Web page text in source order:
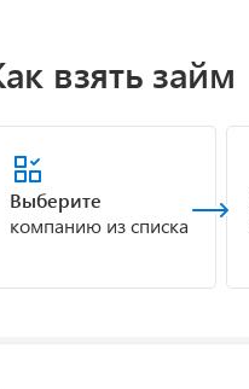
взять займ
Выберите
компанию из списка